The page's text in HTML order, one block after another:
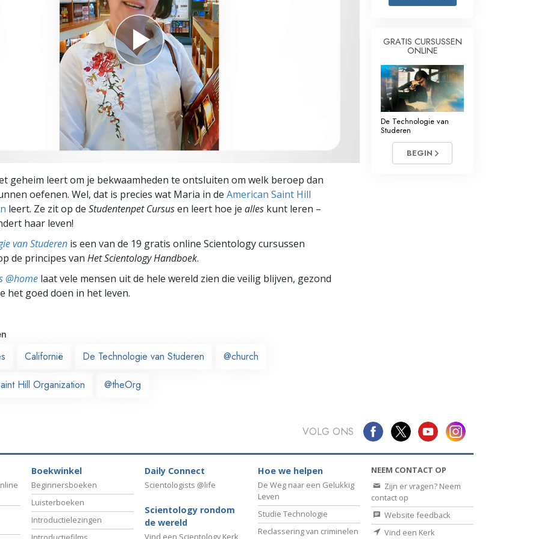
Hulpmiddelen bij het Dagelijks Werk
Ethiek en de Condities
De Oorzaak van Onderdrukking
Feitenonderzoek
De Grondbeginselen van Organiseren
geheim leert om je bekwaamheden te ontsluiten om welk beroep dan
oefenen. Wel, dat is precies wat Maria in de American Saint Hill
leert. Ze zit op de Studentenpet Cursusen leert hoe je alles kunt leren –
haar leven!
van Studeren is een van de 19 gratis online Scientology cursussen
de principes van Het Scientology Handboek.
@home laat vele mensen uit de hele wereld zien die veilig blijven, gezond
het goed doen in het leven.
Californië De Technologie van Studeren @church
Hill Organization @theOrg
GRATIS CURSUSSEN
ONLINE
De Technologie van
Studeren
BEGIN
VOLG ONS
Boekwinkel
Beginnersboeken
Luisterboeken
Introductielezingen
Daily Connect
Scientologists @life
Scientology rondom
de wereld
Vind een Scientology Kerk
Hoe we helpen
De Weg naar een Gelukkig
Leven
Studie Technologie
Reclassering van criminelen
NEEM CONTACT OP
Zijn er vragen? Neem
contact op
Website feedback
Vind een Kerk